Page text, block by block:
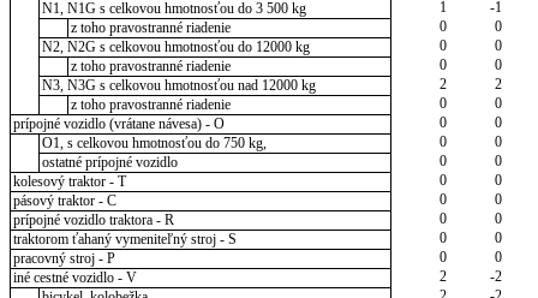
N1, N1G s celkovou hmotnosťou do 3 500 kg
1
-1
z toho pravostranné riadenie
0
0
N2, N2G s celkovou hmotnosťou do 12000 kg
0
0
z toho pravostranné riadenie
0
0
N3, N3G s celkovou hmotnosťou nad 12000 kg
2
2
z toho pravostranné riadenie
0
0
prípojné vozidlo (vrátane návesa) - O
0
0
O1, s celkovou hmotnosťou do 750 kg,
0
0
ostatné prípojné vozidlo
0
0
kolesový traktor - T
0
0
pásový traktor - C
0
0
prípojné vozidlo traktora - R
0
0
traktorom ťahaný vymeniteľný stroj - S
0
0
pracovný stroj - P
0
0
iné cestné vozidlo - V
2
-2